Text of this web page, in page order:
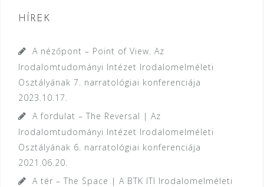
HÍREK
A nézőpont – Point of View. Az
Irodalomtudományi Intézet Irodalomelméleti
Osztályának 7. narratológiai konferenciája
2023.10.17.
A fordulat – The Reversal | Az
Irodalomtudományi Intézet Irodalomelméleti
Osztályának 6. narratológiai konferenciája
2021.06.20.
A tér – The Space | A BTK ITI Irodalomelméleti